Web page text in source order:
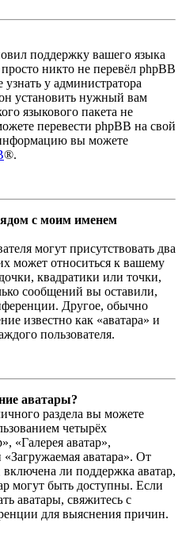
поддержку вашего языка
никто не перевёл phpBB
у администратора
установить нужный вам
языкового пакета не
перевести phpBB на свой
вы можете
®.
с моим именем
могут присутствовать два
может относиться к вашему
квадратики или точки,
сообщений вы оставили,
Другое, обычно
известно как «аватара» и
пользователя.
аватары?
раздела вы можете
четырёх
«Галерея аватар»,
«Загружаемая аватара». От
включена ли поддержка аватар,
могут быть доступны. Если
аватары, свяжитесь с
для выяснения причин.